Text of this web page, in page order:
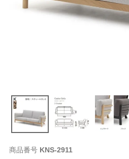
商品番号 KNS-2911